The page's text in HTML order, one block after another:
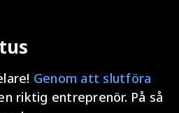
Genom att slutföra
riktig entreprenör. På så